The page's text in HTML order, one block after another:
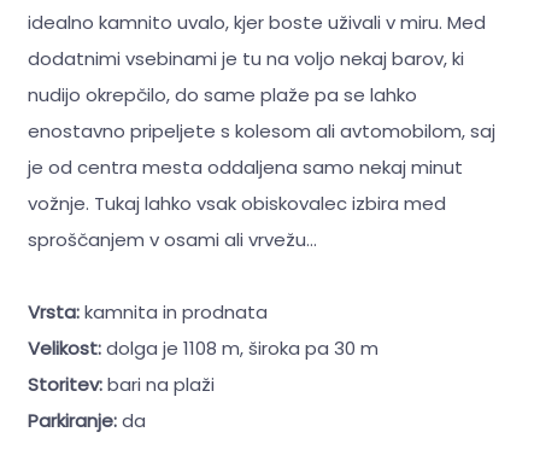
idealno kamnito uvalo, kjer boste uživali v miru. Med
dodatnimi vsebinami je tu na voljo nekaj barov, ki
nudijo okrepčilo, do same plaže pa se lahko
enostavno pripeljete s kolesom ali avtomobilom, saj
je od centra mesta oddaljena samo nekaj minut
vožnje. Tukaj lahko vsak obiskovalec izbira med
sproščanjem v osami ali vrvežu...
Vrsta:kamnita in prodnata
Velikost:dolga je 1108 m, široka pa 30 m
Storitev:bari na plaži
Parkiranje:da